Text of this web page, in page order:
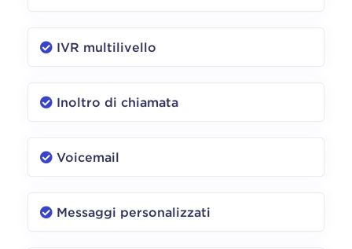
IVR multilivello
Inoltro di chiamata
Voicemail
Messaggi personalizzati